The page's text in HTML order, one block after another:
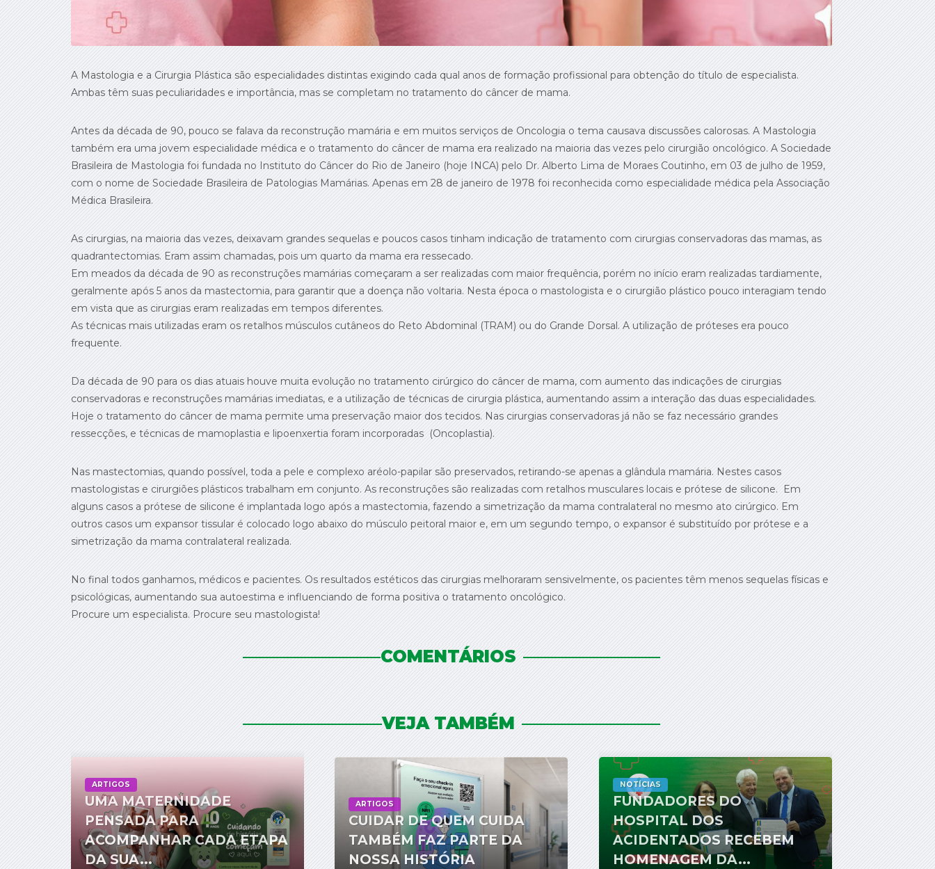
A Mastologia e a Cirurgia Plástica são especialidades distintas exigindo cada qual anos de formação profissional para obtenção do título de especialista.
Ambas têm suas peculiaridades e importância, mas se completam no tratamento do câncer de mama.
Antes da década de 90, pouco se falava da reconstrução mamária e em muitos serviços de Oncologia o tema causava discussões calorosas. A Mastologia
também era uma jovem especialidade médica e o tratamento do câncer de mama era realizado na maioria das vezes pelo cirurgião oncológico. A Sociedade
Brasileira de Mastologia foi fundada no Instituto do Câncer do Rio de Janeiro (hoje INCA) pelo Dr. Alberto Lima de Moraes Coutinho, em 03 de julho de 1959,
com o nome de Sociedade Brasileira de Patologias Mamárias. Apenas em 28 de janeiro de 1978 foi reconhecida como especialidade médica pela Associação
Médica Brasileira.
As cirurgias, na maioria das vezes, deixavam grandes sequelas e poucos casos tinham indicação de tratamento com cirurgias conservadoras das mamas, as
quadrantectomias. Eram assim chamadas, pois um quarto da mama era ressecado.
Em meados da década de 90 as reconstruções mamárias começaram a ser realizadas com maior frequência, porém no início eram realizadas tardiamente,
geralmente após 5 anos da mastectomia, para garantir que a doença não voltaria. Nesta época o mastologista e o cirurgião plástico pouco interagiam tendo
em vista que as cirurgias eram realizadas em tempos diferentes.
As técnicas mais utilizadas eram os retalhos músculos cutâneos do Reto Abdominal (TRAM) ou do Grande Dorsal. A utilização de próteses era pouco
frequente.
Da década de 90 para os dias atuais houve muita evolução no tratamento cirúrgico do câncer de mama, com aumento das indicações de cirurgias
conservadoras e reconstruções mamárias imediatas, e a utilização de técnicas de cirurgia plástica, aumentando assim a interação das duas especialidades.
Hoje o tratamento do câncer de mama permite uma preservação maior dos tecidos. Nas cirurgias conservadoras já não se faz necessário grandes
ressecções, e técnicas de mamoplastia e lipoenxertia foram incorporadas (Oncoplastia).
Nas mastectomias, quando possível, toda a pele e complexo aréolo-papilar são preservados, retirando-se apenas a glândula mamária. Nestes casos
mastologistas e cirurgiões plásticos trabalham em conjunto. As reconstruções são realizadas com retalhos musculares locais e prótese de silicone. Em
alguns casos a prótese de silicone é implantada logo após a mastectomia, fazendo a simetrização da mama contralateral no mesmo ato cirúrgico. Em
outros casos um expansor tissular é colocado logo abaixo do músculo peitoral maior e, em um segundo tempo, o expansor é substituído por prótese e a
simetrização da mama contralateral realizada.
No final todos ganhamos, médicos e pacientes. Os resultados estéticos das cirurgias melhoraram sensivelmente, os pacientes têm menos sequelas físicas e
psicológicas, aumentando sua autoestima e influenciando de forma positiva o tratamento oncológico.
Procure um especialista. Procure seu mastologista!
COMENTÁRIOS
VEJA TAMBÉM
ARTIGOS
UMA MATERNIDADE
PENSADA PARA
ACOMPANHAR CADA ETAPA
DA SUA...
ARTIGOS
CUIDAR DE QUEM CUIDA
TAMBÉM FAZ PARTE DA
NOSSA HISTÓRIA
NOTÍCIAS
FUNDADORES DO
HOSPITAL DOS
ACIDENTADOS RECEBEM
HOMENAGEM DA...